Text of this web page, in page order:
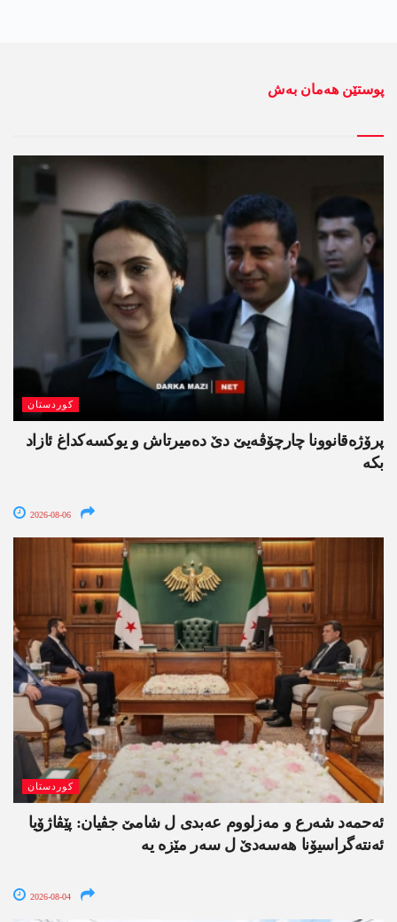
پوستێن ھەمان بەش
کوردستان
پرۆژەقانوونا چارچۆڤەیێ دێ دەمیرتاش و یوکسەکداغ ئازاد
بکە
2026-08-06
کوردستان
ئەحمەد شەرع و مەزلووم عەبدی ل شامێ جڤیان: پێڤاژۆیا
ئەنتەگراسیۆنا ھەسەدێ ل سەر مێزە یە
2026-08-04